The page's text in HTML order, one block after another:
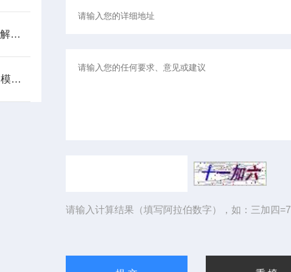
处理器模块的主要功能你了解多少呢
存放1734-OB8S数字量输出模块时所需要考虑的方面分享
请输入计算结果（填写阿拉伯数字），如：三加四=7